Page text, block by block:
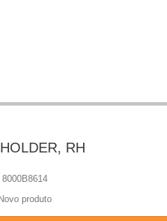
RH
8000B8614
Novo produto